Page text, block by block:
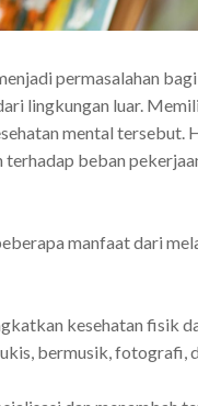
permasalahan
lingkungan luar.
mental tersebut.
beban
manfaat dari
kesehatan fisik
bermusik, fotografi,